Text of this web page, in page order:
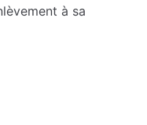
à sa